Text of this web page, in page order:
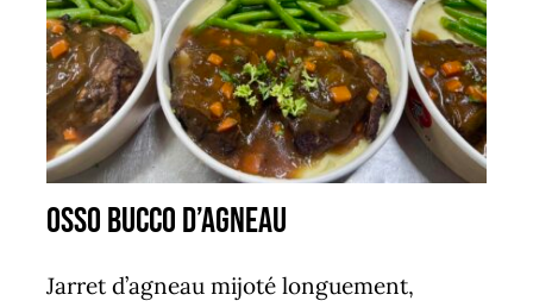
osso bucco d’agneau
Jarret d’agneau mijoté longuement,